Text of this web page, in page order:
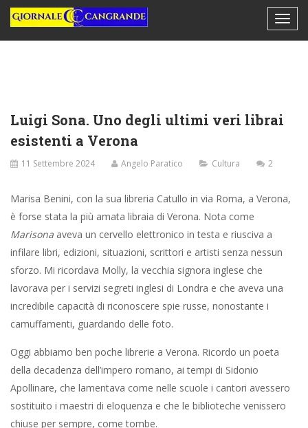
Luigi Sona. Uno degli ultimi veri librai
esistenti a Verona
11 Settembre 2024 Angelo Paratico Cultura 2
Marisa Benini, con la sua libreria Catullo in via Roma, a Verona,
è forse stata la più amata libraia di Verona. Nota come
Marisona aveva un cervello elettronico in testa e riusciva a
infilare libri, edizioni, situazioni, scrittori e artisti senza nessun
sforzo. Mi ricordava Molly, la vecchia signora inglese che
lavorava per i servizi segreti inglesi di Londra e che aveva una
incredibile capacità di riconoscere spie russe, nonostante i
camuffamenti, guardando delle foto.
Oggi abbiamo ben poche librerie a Verona. Ricordo un poeta
della decadenza dell’impero romano, ai tempi di Sidonio
Apollinare, che lamentava come nelle scuole i cantori avessero
sostituito i maestri di eloquenza e che le biblioteche venissero
chiuse per sempre, come tombe.